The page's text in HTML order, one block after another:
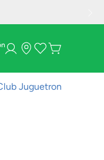
Juguetron